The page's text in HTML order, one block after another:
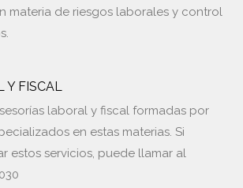
materia de riesgos laborales y control
Y FISCAL
laboral y fiscal formadas por
en estas materias. Si
estos servicios, puede llamar al